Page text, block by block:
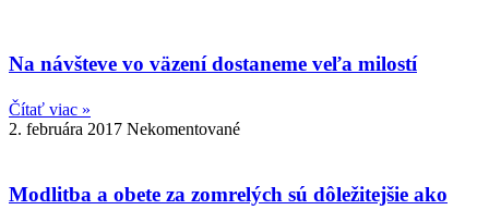
Na návšteve vo väzení dostaneme veľa milostí
Čítať viac »
2. februára 2017 Nekomentované
Modlitba a obete za zomrelých sú dôležitejšie ako